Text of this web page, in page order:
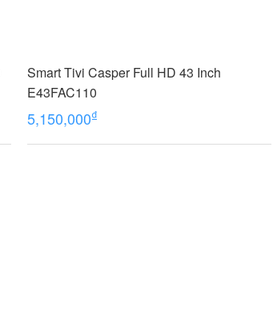
Smart Tivi Casper Full HD 43 Inch
E43FAC110
5,150,000₫